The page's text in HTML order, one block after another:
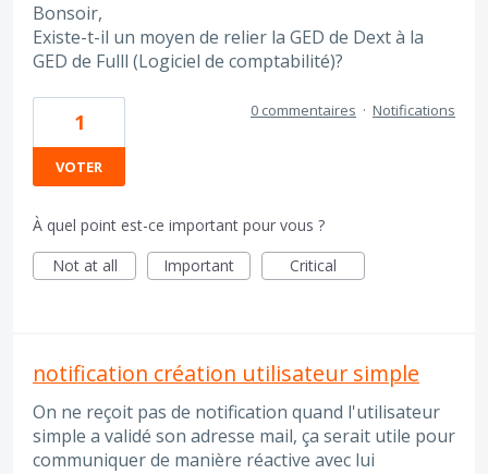
Bonsoir,
Existe-t-il un moyen de relier la GED de Dext à la
GED de Fulll (Logiciel de comptabilité)?
1
VOTER
0 commentaires · Notifications
À quel point est-ce important pour vous ?
Not at all
Important Critical
notification création utilisateur simple
On ne reçoit pas de notification quand l'utilisateur
simple a validé son adresse mail, ça serait utile pour
communiquer de manière réactive avec lui